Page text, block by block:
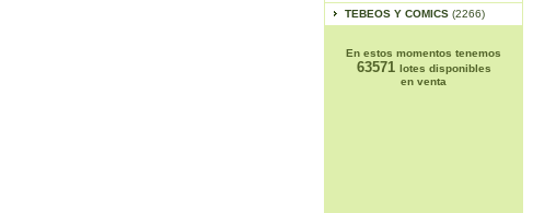
TEBEOS Y COMICS (2266)
En estos momentos tenemos
63571 lotes disponibles
en venta